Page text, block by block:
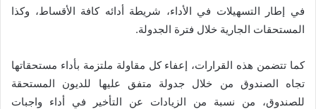
في إطار التسهيلات في الأداء، شريطة أدائه كافة الأقساط، وكذا
المستحقات الجارية خلال فترة الجدولة.
كما تتضمن هذه القرارات، إعفاء كل مقاولة ملتزمة بأداء مستحقاتها
تجاه الصندوق من خلال جدولة متفق عليها للديون المستحقة
للصندوق، من نسبة من الزيادات عن التأخير في أداء واجبات